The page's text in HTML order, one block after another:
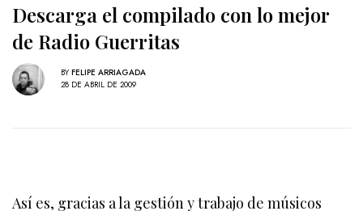
Descarga el compilado con lo mejor
de Radio Guerritas
BY FELIPE ARRIAGADA
28 DE ABRIL DE 2009
Así es, gracias a la gestión y trabajo de músicos